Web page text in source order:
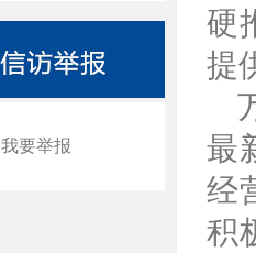
我要举报
硬
提
最
经
积